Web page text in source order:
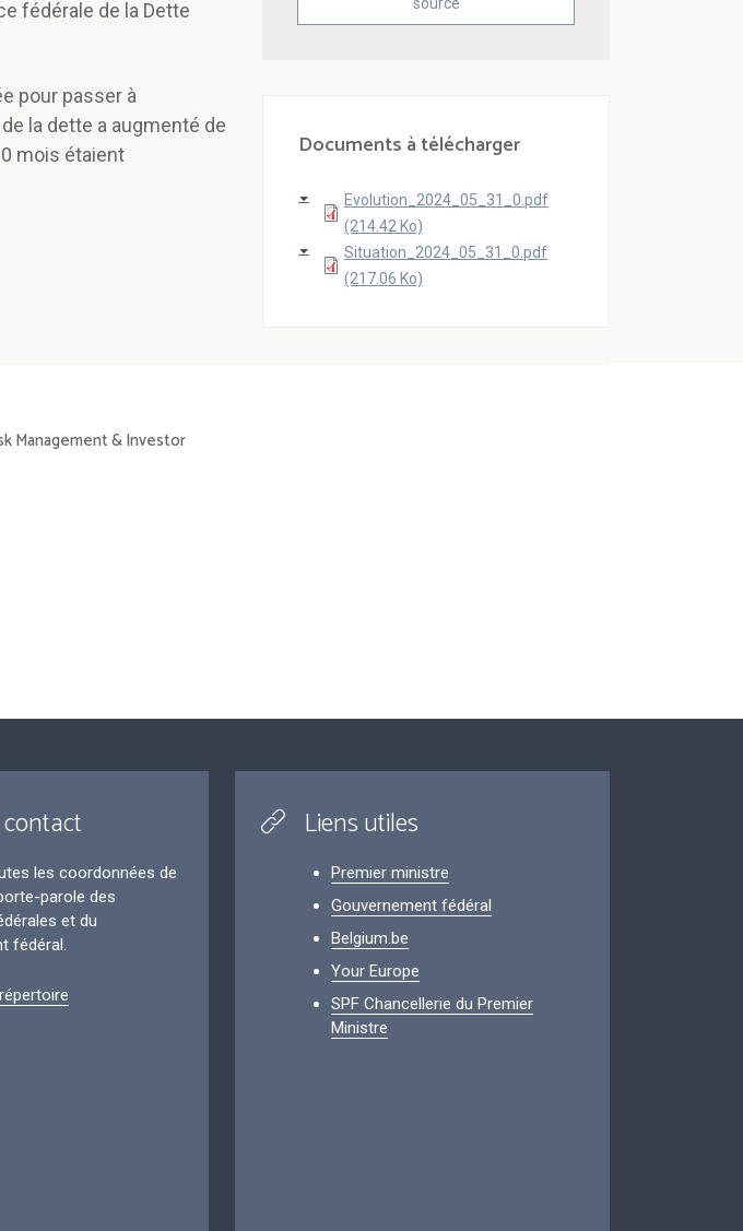
fédérale de la Dette
pour passer à
la dette a augmenté de
mois étaient
Documents à télécharger
Evolution_2024_05_31_0.pdf
(214.42 Ko)
Situation_2024_05_31_0.pdf
(217.06 Ko)
Management & Investor
les coordonnées de
parole des
et du
fédéral.
Liens utiles
Premier ministre
Gouvernement fédéral
Belgium.be
Your Europe
SPF Chancellerie du Premier
Ministre